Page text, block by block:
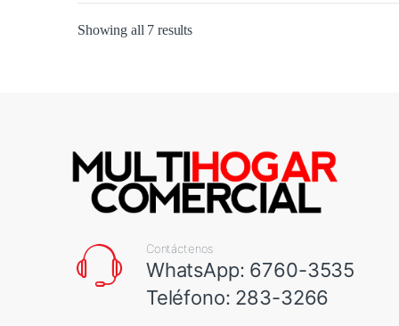
Showing all 7 results
Contáctenos
WhatsApp: 6760-3535
Teléfono: 283-3266